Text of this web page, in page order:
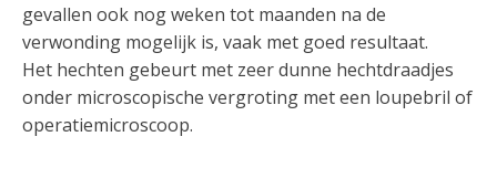
gevallen ook nog weken tot maanden na de
verwonding mogelijk is, vaak met goed resultaat.
Het hechten gebeurt met zeer dunne hechtdraadjes
onder microscopische vergroting met een loupebril of
operatiemicroscoop.